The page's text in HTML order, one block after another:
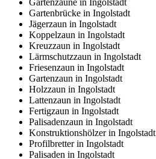
Gartenzäune in Ingolstadt
Gartenbrücke in Ingolstadt
Jägerzaun in Ingolstadt
Koppelzaun in Ingolstadt
Kreuzzaun in Ingolstadt
Lärmschutzzaun in Ingolstadt
Friesenzaun in Ingolstadt
Gartenzaun in Ingolstadt
Holzzaun in Ingolstadt
Lattenzaun in Ingolstadt
Fertigzaun in Ingolstadt
Palisadenzaun in Ingolstadt
Konstruktionshölzer in Ingolstadt
Profilbretter in Ingolstadt
Palisaden in Ingolstadt